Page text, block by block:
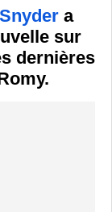
a
sur
dernières